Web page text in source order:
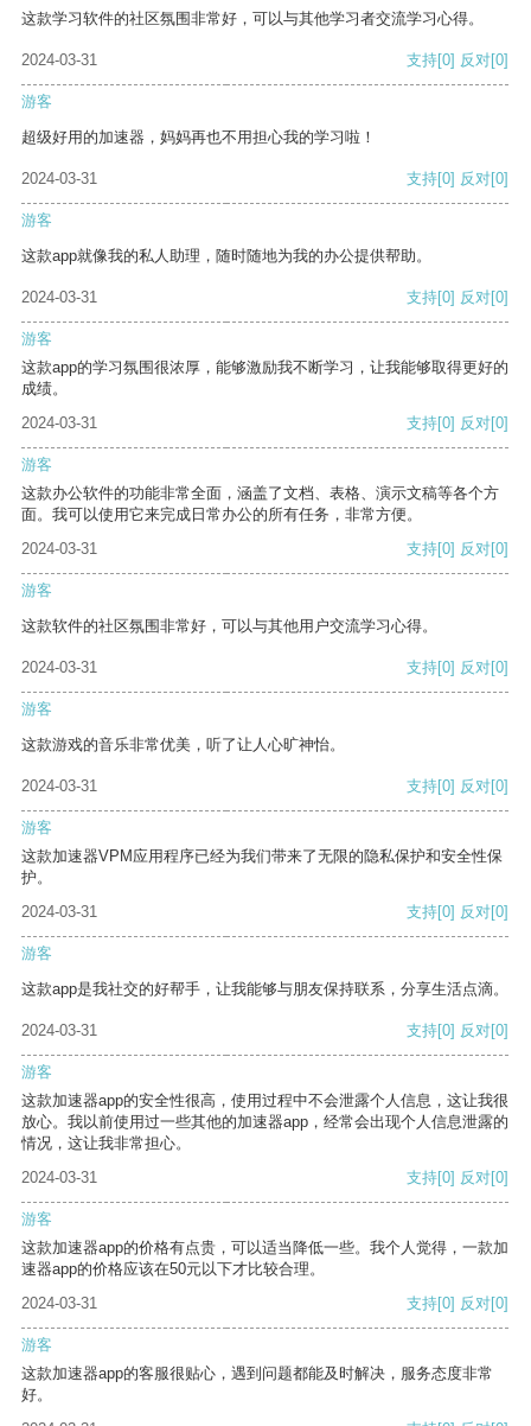
这款学习软件的社区氛围非常好，可以与其他学习者交流学习心得。
2024-03-31 支持[0] 反对[0]
游客
超级好用的加速器，妈妈再也不用担心我的学习啦！
2024-03-31 支持[0] 反对[0]
游客
这款app就像我的私人助理，随时随地为我的办公提供帮助。
2024-03-31 支持[0] 反对[0]
游客
这款app的学习氛围很浓厚，能够激励我不断学习，让我能够取得更好的
成绩。
2024-03-31
支持[0] 反对[0]
游客
这款办公软件的功能非常全面，涵盖了文档、表格、演示文稿等各个方
面。我可以使用它来完成日常办公的所有任务，非常方便。
2024-03-31
支持[0] 反对[0]
游客
这款软件的社区氛围非常好，可以与其他用户交流学习心得。
2024-03-31 支持[0] 反对[0]
游客
这款游戏的音乐非常优美，听了让人心旷神怡。
2024-03-31 支持[0] 反对[0]
游客
这款加速器VPM应用程序已经为我们带来了无限的隐私保护和安全性保
护。
2024-03-31
支持[0] 反对[0]
游客
这款app是我社交的好帮手，让我能够与朋友保持联系，分享生活点滴。
2024-03-31 支持[0] 反对[0]
游客
这款加速器app的安全性很高，使用过程中不会泄露个人信息，这让我很
放心。我以前使用过一些其他的加速器app，经常会出现个人信息泄露的
情况，这让我非常担心。
2024-03-31
支持[0] 反对[0]
游客
这款加速器app的价格有点贵，可以适当降低一些。我个人觉得，一款加
速器app的价格应该在50元以下才比较合理。
2024-03-31
支持[0] 反对[0]
游客
这款加速器app的客服很贴心，遇到问题都能及时解决，服务态度非常
好。